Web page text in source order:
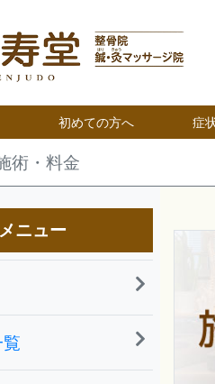
初めての方へ 症
術・料金
メニュー